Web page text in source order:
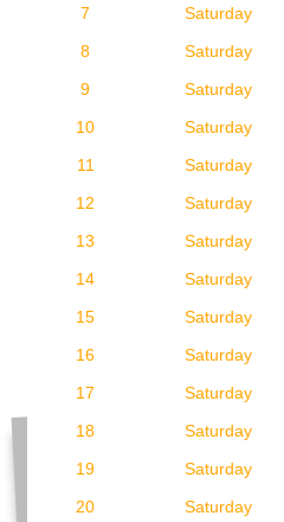
7
Saturday
8
Saturday
9
Saturday
10
Saturday
11
Saturday
12
Saturday
13
Saturday
14
Saturday
15
Saturday
16
Saturday
17
Saturday
18
Saturday
19
Saturday
20
Saturday